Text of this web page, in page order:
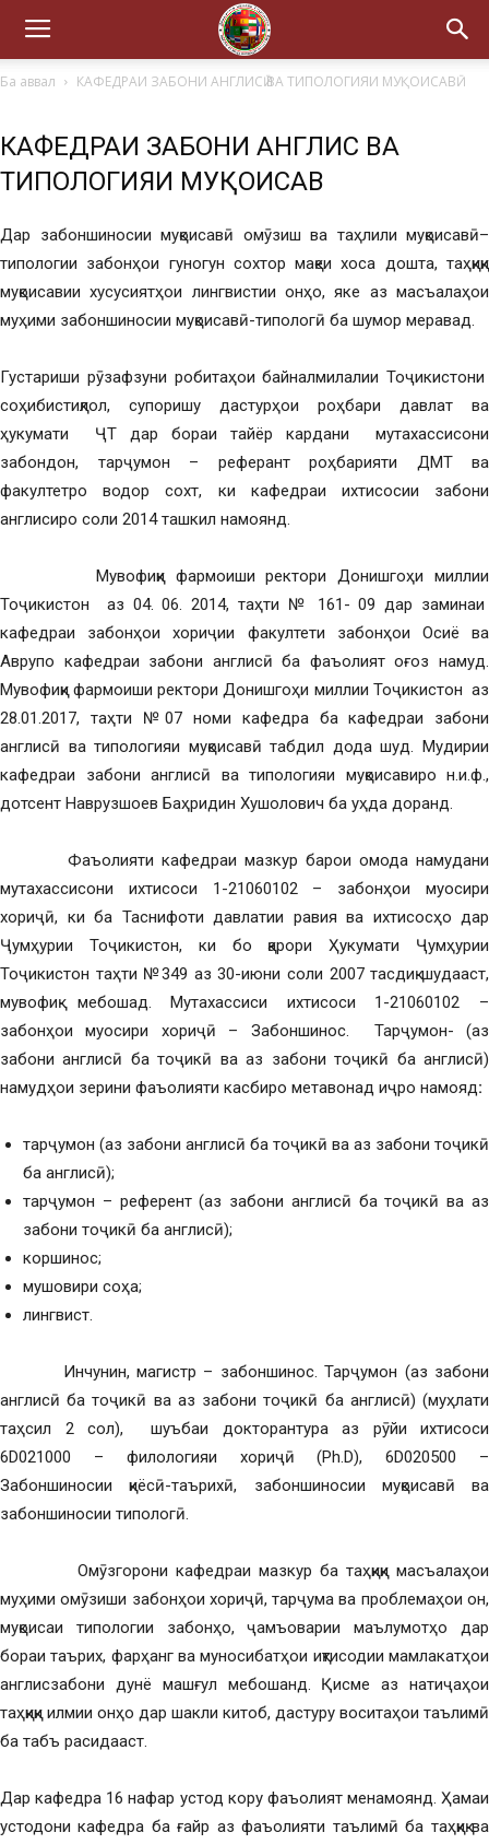
Ба аввал КАФЕДРАИ ЗАБОНИ АНГЛИСӢ ВА ТИПОЛОГИЯИ МУҚОИСАВӢ
КАФЕДРАИ ЗАБОНИ АНГЛИСӢ ВА
ТИПОЛОГИЯИ МУҚОИСАВӢ
Дар забоншиносии муқоисавӣ омӯзиш ва таҳлили муқоисавӣ–
типологии забонҳои гуногун сохтор мақеи хоса дошта, таҳқиқи
муқоисавии хусусиятҳои лингвистии онҳо, яке аз масъалаҳои
муҳими забоншиносии муқоисавӣ-типологӣ ба шумор меравад.
Густариши рӯзафзуни робитаҳои байналмилалии Тоҷикистони
соҳибистиқлол, супоришу дастурҳои роҳбари давлат ва
ҳукумати ҶТ дар бораи тайёр кардани мутахассисони
забондон, тарҷумон – реферант роҳбарияти ДМТ ва
факултетро водор сохт, ки кафедраи ихтисосии забони
англисиро соли 2014 ташкил намоянд.
Мувофиқи фармоиши ректори Донишгоҳи миллии
Тоҷикистон аз 04. 06. 2014, таҳти № 161- 09 дар заминаи
кафедраи забонҳои хориҷии факултети забонҳои Осиё ва
Аврупо кафедраи забони англисӣ ба фаъолият оғоз намуд.
Мувофиқи фармоиши ректори Донишгоҳи миллии Тоҷикистон аз
28.01.2017, таҳти №07 номи кафедра ба кафедраи забони
англисӣ ва типологияи муқоисавӣ табдил дода шуд. Мудирии
кафедраи забони англисӣ ва типологияи муқоисавиро н.и.ф.,
дотсент Наврузшоев Баҳридин Хушолович ба уҳда доранд.
Фаъолияти кафедраи мазкур барои омода намудани
мутахассисони ихтисоси 1-21060102 – забонҳои муосири
хориҷӣ, ки ба Таснифоти давлатии равия ва ихтисосҳо дар
Ҷумҳурии Тоҷикистон, ки бо қарори Ҳукумати Ҷумҳурии
Тоҷикистон таҳти №349 аз 30-июни соли 2007 тасдиқ шудааст,
мувофиқ мебошад. Мутахассиси ихтисоси 1-21060102 –
забонҳои муосири хориҷӣ – Забоншинос. Тарҷумон- (аз
забони англисӣ ба тоҷикӣ ва аз забони тоҷикӣ ба англисӣ)
намудҳои зерини фаъолияти касбиро метавонад иҷро намояд:
тарҷумон (аз забони англисӣ ба тоҷикӣ ва аз забони тоҷикӣ
ба англисӣ);
тарҷумон – референт (аз забони англисӣ ба тоҷикӣ ва аз
забони тоҷикӣ ба англисӣ);
коршинос;
мушовири соҳа;
лингвист.
Инчунин, магистр – забоншинос. Тарҷумон (аз забони
англисӣ ба тоҷикӣ ва аз забони тоҷикӣ ба англисӣ) (муҳлати
таҳсил 2 сол), шуъбаи докторантура аз рӯйи ихтисоси
6D021000 – филологияи хориҷӣ (Ph.D), 6D020500 –
Забоншиносии қиёсӣ-таърихӣ, забоншиносии муқоисавӣ ва
забоншиносии типологӣ.
Омӯзгорони кафедраи мазкур ба таҳқиқи масъалаҳои
муҳими омӯзиши забонҳои хориҷӣ, тарҷума ва проблемаҳои он,
муқоисаи типологии забонҳо, ҷамъоварии маълумотҳо дар
бораи таърих, фарҳанг ва муносибатҳои иқтисодии мамлакатҳои
англисзабони дунё машғул мебошанд. Қисме аз натиҷаҳои
таҳқиқи илмии онҳо дар шакли китоб, дастуру воситаҳои таълимӣ
ба табъ расидааст.
Дар кафедра 16 нафар устод кору фаъолият менамоянд. Ҳамаи
устодони кафедра ба ғайр аз фаъолияти таълимӣ ба таҳқиқ ва